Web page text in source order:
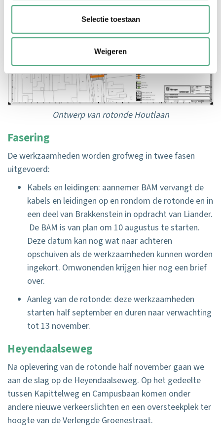
Selectie toestaan
Weigeren
Ontwerp van rotonde Houtlaan
Fasering
De werkzaamheden worden grofweg in twee fasen
uitgevoerd:
Kabels en leidingen: aannemer BAM vervangt de
kabels en leidingen op en rondom de rotonde en in
een deel van Brakkenstein in opdracht van Liander.
De BAM is van plan om 10 augustus te starten.
Deze datum kan nog wat naar achteren
opschuiven als de werkzaamheden kunnen worden
ingekort. Omwonenden krijgen hier nog een brief
over.
Aanleg van de rotonde: deze werkzaamheden
starten half september en duren naar verwachting
tot 13 november.
Heyendaalseweg
Na oplevering van de rotonde half november gaan we
aan de slag op de Heyendaalseweg. Op het gedeelte
tussen Kapittelweg en Campusbaan komen onder
andere nieuwe verkeerslichten en een oversteekplek ter
hoogte van de Verlengde Groenestraat.